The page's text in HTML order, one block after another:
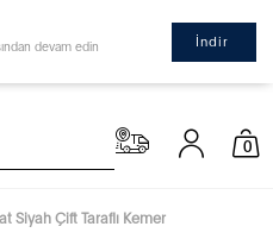
devam edin İndir
0
Siyah Çift Taraflı Kemer